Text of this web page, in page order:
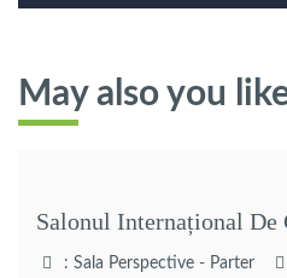
May also you
Salonul Internațional
: Sala Perspective - Parter